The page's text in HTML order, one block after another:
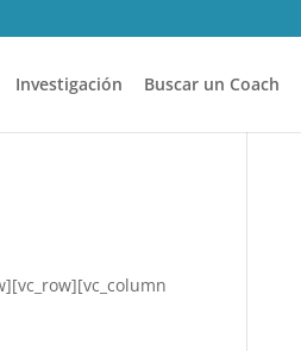
Investigación Buscar un Coach